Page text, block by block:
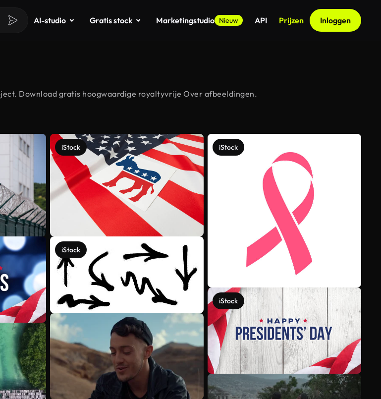
AI-studio Gratis stock Marketingstudio Nieuw API Prijzen Inloggen
Download gratis hoogwaardige royaltyvrije Over afbeeldingen.
iStock
iStock
iStock
iStock